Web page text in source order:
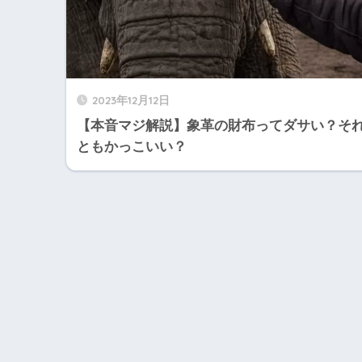
2023年12月12日
【本音マジ解説】象革の財布ってダサい？そ
ともかっこいい？